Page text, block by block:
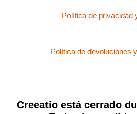
Política de privacidad
Política de devoluciones
Creeatio está cerrado